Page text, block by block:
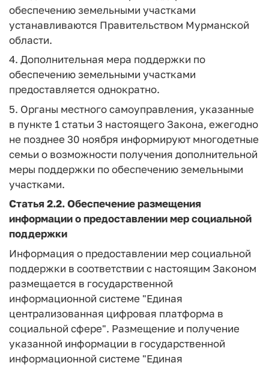
обеспечению земельными участками
устанавливаются Правительством Мурманской
области.
4. Дополнительная мера поддержки по
обеспечению земельными участками
предоставляется однократно.
5. Органы местного самоуправления, указанные
в пункте 1 статьи 3 настоящего Закона, ежегодно
не позднее 30 ноября информируют многодетные
семьи о возможности получения дополнительной
меры поддержки по обеспечению земельными
участками.
Статья 2.2.Обеспечение размещения
информации о предоставлении мер социальной
поддержки
Информация о предоставлении мер социальной
поддержки в соответствии с настоящим Законом
размещается в государственной
информационной системе "Единая
централизованная цифровая платформа в
социальной сфере". Размещение и получение
указанной информации в государственной
информационной системе "Единая